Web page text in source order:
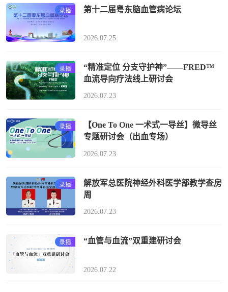
第十二届粤东脑血管病论坛
2026.07.25
“精准定位 分支守护神”——FRED™
血流导向疗法线上研讨会
2026.07.23
【One To One 一术式一导丝】微导丝
专题研讨会（出血专场）
2026.07.23
解放军总医院神经外科医学部教学查房
周
2026.07.23
“血管与血流”双重建研讨会
2026.07.22